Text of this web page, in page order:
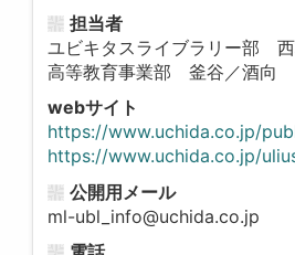
担当者
ユビキタスライブラリー部
高等教育事業部 釜谷／酒向
webサイト
https://www.uchida.co.jp/
https://www.uchida.co.jp/
公開用メール
ml-ubl_info@uchida.co.jp